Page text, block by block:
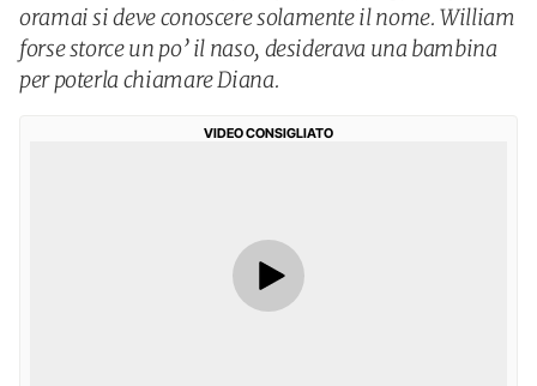
oramai si deve conoscere solamente il nome. William
forse storce un po’ il naso, desiderava una bambina
per poterla chiamare Diana.
VIDEO CONSIGLIATO